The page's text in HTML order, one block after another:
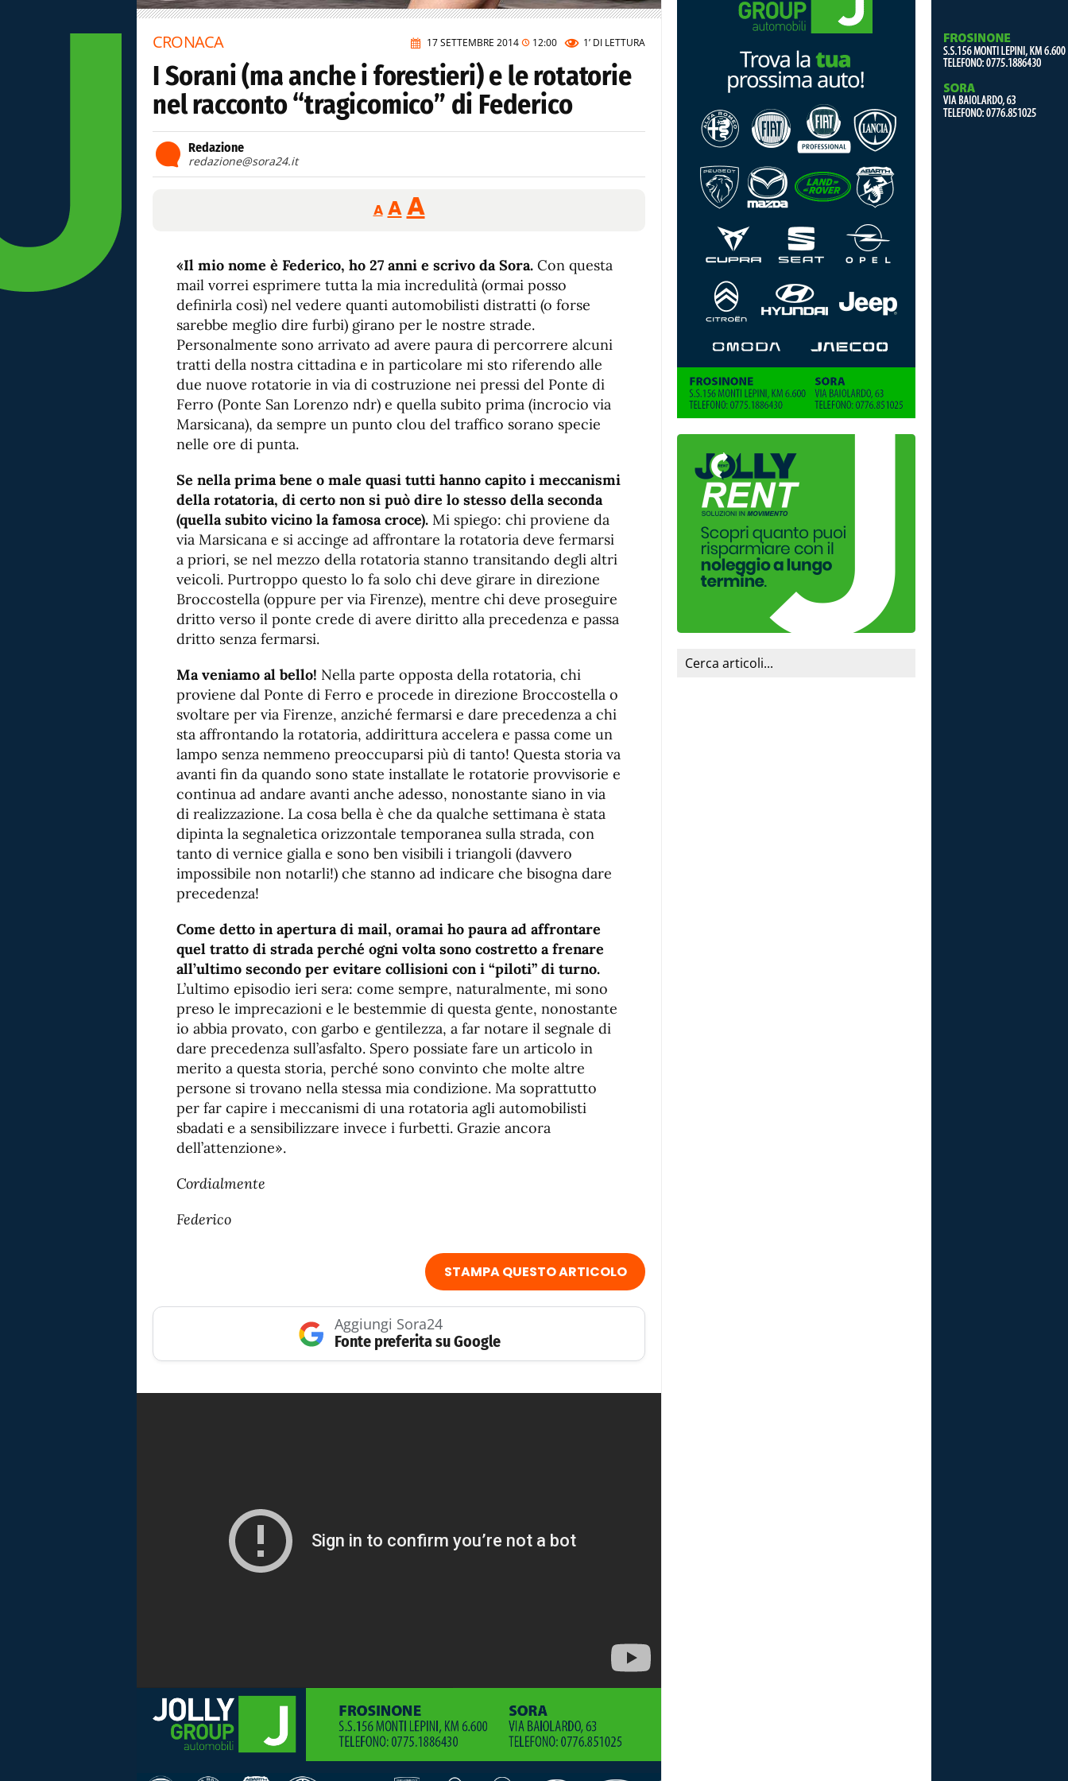
17 SETTEMBRE 2014 12:00 1’ DI LETTURA
CRONACA
I Sorani (ma anche i forestieri) e le rotatorie
nel racconto “tragicomico” di Federico
Redazione
redazione@sora24.it
A
Reducir
tamaño
A Restablecer
tamaño
de
fuente
AAumentar
de
fuente.
«Il mio nome è Federico, ho 27 anni e scrivo da Sora. Con questa
mail vorrei esprimere tutta la mia incredulità (ormai posso
definirla così) nel vedere quanti automobilisti distratti (o forse
sarebbe meglio dire furbi) girano per le nostre strade.
Personalmente sono arrivato ad avere paura di percorrere alcuni
tratti della nostra cittadina e in particolare mi sto riferendo alle
due nuove rotatorie in via di costruzione nei pressi del Ponte di
Ferro (Ponte San Lorenzo ndr) e quella subito prima (incrocio via
Marsicana), da sempre un punto clou del traffico sorano specie
nelle ore di punta.
Se nella prima bene o male quasi tutti hanno capito i meccanismi
della rotatoria, di certo non si può dire lo stesso della seconda
(quella subito vicino la famosa croce). Mi spiego: chi proviene da
via Marsicana e si accinge ad affrontare la rotatoria deve fermarsi
a priori, se nel mezzo della rotatoria stanno transitando degli altri
veicoli. Purtroppo questo lo fa solo chi deve girare in direzione
Broccostella (oppure per via Firenze), mentre chi deve proseguire
dritto verso il ponte crede di avere diritto alla precedenza e passa
dritto senza fermarsi.
Ma veniamo al bello! Nella parte opposta della rotatoria, chi
proviene dal Ponte di Ferro e procede in direzione Broccostella o
svoltare per via Firenze, anziché fermarsi e dare precedenza a chi
sta affrontando la rotatoria, addirittura accelera e passa come un
lampo senza nemmeno preoccuparsi più di tanto! Questa storia va
avanti fin da quando sono state installate le rotatorie provvisorie e
continua ad andare avanti anche adesso, nonostante siano in via
di realizzazione. La cosa bella è che da qualche settimana è stata
dipinta la segnaletica orizzontale temporanea sulla strada, con
tanto di vernice gialla e sono ben visibili i triangoli (davvero
impossibile non notarli!) che stanno ad indicare che bisogna dare
precedenza!
Come detto in apertura di mail, oramai ho paura ad affrontare
quel tratto di strada perché ogni volta sono costretto a frenare
all’ultimo secondo per evitare collisioni con i “piloti” di turno.
L’ultimo episodio ieri sera: come sempre, naturalmente, mi sono
preso le imprecazioni e le bestemmie di questa gente, nonostante
io abbia provato, con garbo e gentilezza, a far notare il segnale di
dare precedenza sull’asfalto. Spero possiate fare un articolo in
merito a questa storia, perché sono convinto che molte altre
persone si trovano nella stessa mia condizione. Ma soprattutto
per far capire i meccanismi di una rotatoria agli automobilisti
sbadati e a sensibilizzare invece i furbetti. Grazie ancora
dell’attenzione».
Cordialmente
Federico
STAMPA QUESTO ARTICOLO
Aggiungi Sora24
Fonte preferita su Google